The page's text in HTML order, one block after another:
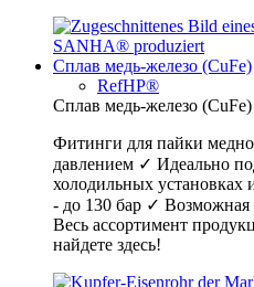
Сплав медь-железо (CuFe)
RefHP®
Сплав медь-железо (CuFe)
Фитинги для пайки
давлением ✓ Идеально
холодильных установках
- до 130 бар ✓
Весь ассортимент
найдете здесь!